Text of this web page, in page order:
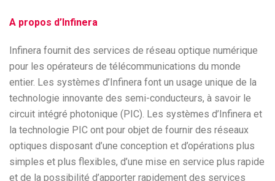
A propos d’Infinera
Infinera fournit des services de réseau optique numérique
pour les opérateurs de télécommunications du monde
entier. Les systèmes d’Infinera font un usage unique de la
technologie innovante des semi-conducteurs, à savoir le
circuit intégré photonique (PIC). Les systèmes d’Infinera et
la technologie PIC ont pour objet de fournir des réseaux
optiques disposant d’une conception et d’opérations plus
simples et plus flexibles, d’une mise en service plus rapide
et de la possibilité d’apporter rapidement des services